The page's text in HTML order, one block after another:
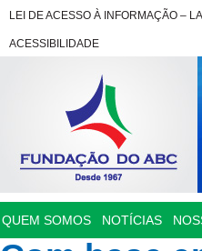
LEI DE ACESSO À INFORMAÇÃO – LAI
ACESSIBILIDADE
QUEM SOMOS NOTÍCIAS